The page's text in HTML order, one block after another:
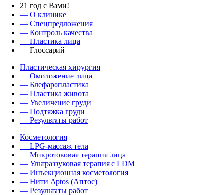
21 год с Вами!
— О клинике
— Спецпредложения
— Контроль качества
— Пластика лица
— Глоссарий
Пластическая хирургия
— Омоложение лица
— Блефаропластика
— Пластика живота
— Увеличение груди
— Подтяжка груди
— Результаты работ
Косметология
— LPG-массаж тела
— Микротоковая терапия лица
— Ультразвуковая терапия с LDM
— Инъекционная косметология
— Нити Aptos (Аптос)
— Результаты работ